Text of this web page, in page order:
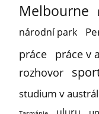
Melbourne
národní park
práce práce v
rozhovor
studium v